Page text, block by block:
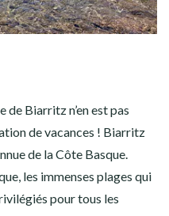
de Biarritz n’en est pas
de vacances ! Biarritz
de la Côte Basque.
les immenses plages qui
pour tous les